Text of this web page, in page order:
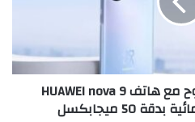
التقط صور فائقة الوضوح مع هاتف HUAWEI nova 9
50 ميجابكسل